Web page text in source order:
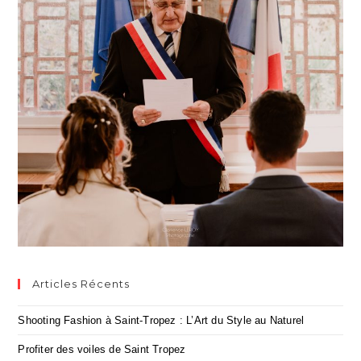
Articles Récents
Shooting Fashion à Saint-Tropez : L’Art du Style au Naturel
Profiter des voiles de Saint Tropez